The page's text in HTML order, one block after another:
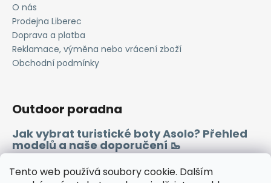
Tento web používá soubory cookie. Dalším
O nás
Prodejna Liberec
Doprava a platba
Reklamace, výměna nebo vrácení zboží
Obchodní podmínky
Outdoor poradna
Jak vybrat turistické boty Asolo? Přehled
modelů a naše doporučení 🥾